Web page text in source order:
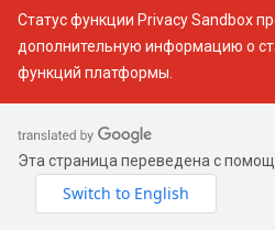
Статус функции Privacy Sandbox
дополнительную информацию о
функций платформы.
Эта страница переведена с